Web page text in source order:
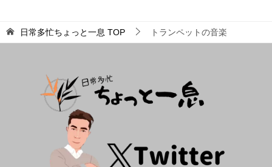
日常多忙ちょっと一息 TOP トランペットの音楽